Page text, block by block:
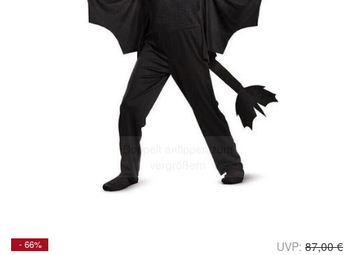
Doppelt antippen zum
- 66% UVP: 87,00 €